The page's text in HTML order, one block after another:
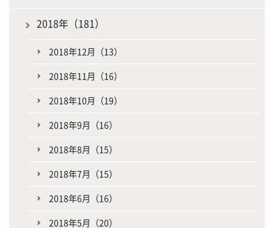
2018年（181）
2018年12月（13）
2018年11月（16）
2018年10月（19）
2018年9月（16）
2018年8月（15）
2018年7月（15）
2018年6月（16）
2018年5月（20）